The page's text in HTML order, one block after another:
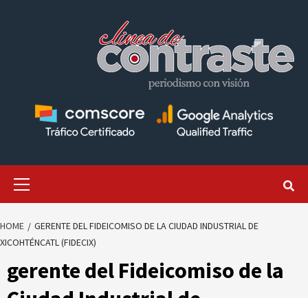
HOME
GERENTE DEL FIDEICOMISO DE LA CIUDAD INDUSTRIAL DE
XICOHTÉNCATL (FIDECIX)
gerente del Fideicomiso de la